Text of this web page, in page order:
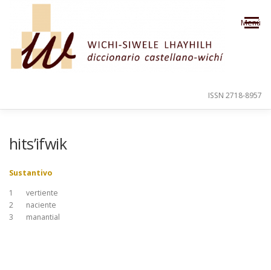
Saltar al contenido
Menú
ORDEN ALFABÉTICO
ISSN 2718-8957
hits’ifwik
Sustantivo
1
vertiente
2
naciente
3
manantial